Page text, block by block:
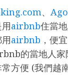
、
airbnb住當
airbnb ，便
的當地人家
方便 (我們越